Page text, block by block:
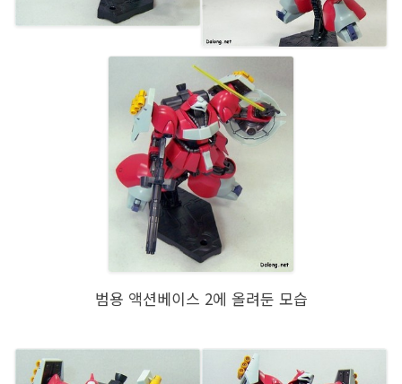
범용 액션베이스 2에 올려둔 모습